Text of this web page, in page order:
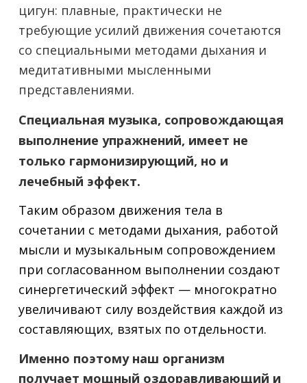
цигун: плавные, практически не
требующие усилий движения сочетаются
со специальными методами дыхания и
медитативными мысленными
представлениями.
Специальная музыка, сопровождающая
выполнение упражнений, имеет не
только гармонизирующий, но и
лечебный эффект.
Таким образом движения тела в
сочетании с методами дыхания, работой
мысли и музыкальным сопровождением
при согласованном выполнении создают
синергетический эффект — многократно
увеличивают силу воздействия каждой из
составляющих, взятых по отдельности.
Именно поэтому наш организм
получает мощный оздоравливающий и